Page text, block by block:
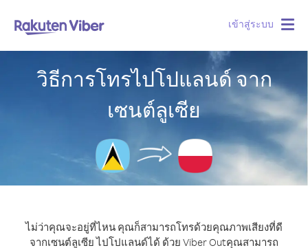
เข้าสู่ระบบ
วิธีการโทรไปโปแลนด์ จาก
เซนต์ลูเซีย
ไม่ว่าคุณจะอยู่ที่ไหน คุณก็สามารถโทรด้วยคุณภาพเสียงที่ดี
จากเซนต์ลูเซีย ไปโปแลนด์ได้ ด้วย Viber Outคุณสามารถ